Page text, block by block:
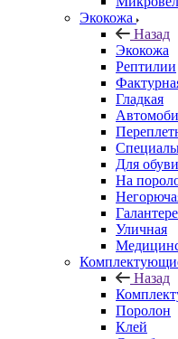
Экокожа
Назад
Экокожа
Рептилии
Гладкая
Для обуви
На
Уличная
Назад
Поролон
Клей